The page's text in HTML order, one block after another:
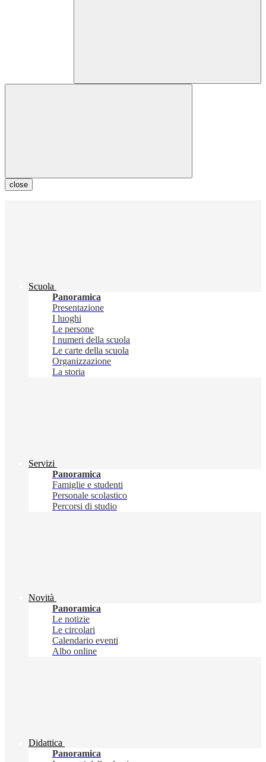
close
Scuola
Panoramica
Presentazione
I luoghi
Le persone
I numeri della scuola
Le carte della scuola
Organizzazione
La storia
Servizi
Panoramica
Famiglie e studenti
Personale scolastico
Percorsi di studio
Novità
Panoramica
Le notizie
Le circolari
Calendario eventi
Albo online
Didattica
Panoramica